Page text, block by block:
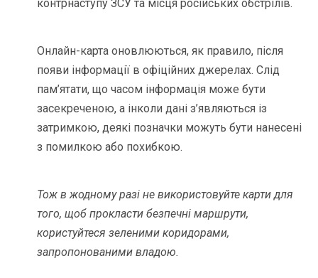
контрнаступу ЗСУ та місця російських обстрілів.
Онлайн-карта оновлюються, як правило, після
появи інформації в офіційних джерелах. Слід
пам’ятати, що часом інформація може бути
засекреченою, а інколи дані з’являються із
затримкою, деякі позначки можуть бути нанесені
з помилкою або похибкою.
Тож в жодному разі не використовуйте карти для
того, щоб прокласти безпечні маршрути,
користуйтеся зеленими коридорами,
запропонованими владою.